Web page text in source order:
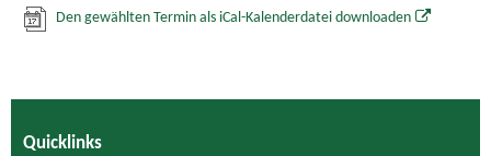
Den gewählten Termin als iCal-Kalenderdatei downloaden
Quicklinks